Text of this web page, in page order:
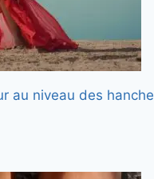
au niveau des